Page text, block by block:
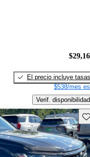
El precio incluye tasas
$538/mes
Verif. disponibilidad